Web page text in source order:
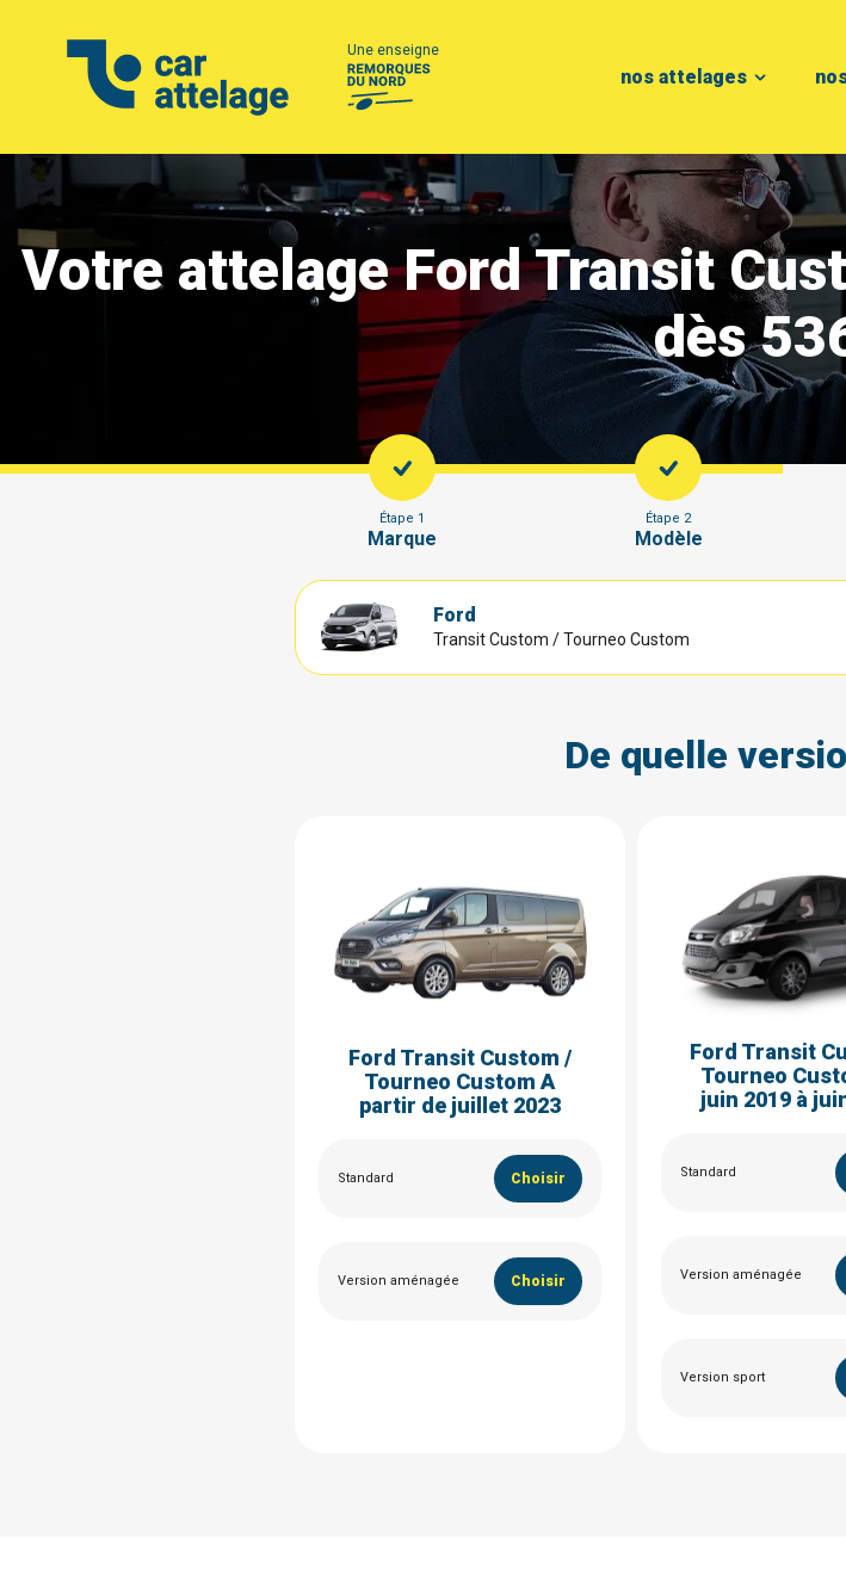
Une enseigne
nos attelages
Votre attelage Ford Transit
dès
Étape 1
Marque
Étape 2
Modèle
Ford
Transit Custom / Tourneo Custom
De quelle
Ford Transit Custom /
Tourneo Custom A
partir de juillet 2023
Standard Choisir
Version aménagée Choisir
Ford Transit
Tourneo
juin 2019 à
Standard
Version aménagée
Version sport